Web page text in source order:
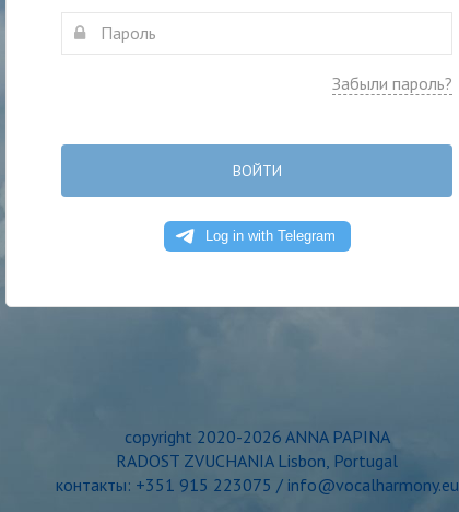
Забыли пароль?
ВОЙТИ
copyright 2020-2026 ANNA PAPINA
RADOST ZVUCHANIA Lisbon, Portugal
контакты: +351 915 223075 / info@vocalharmony.eu